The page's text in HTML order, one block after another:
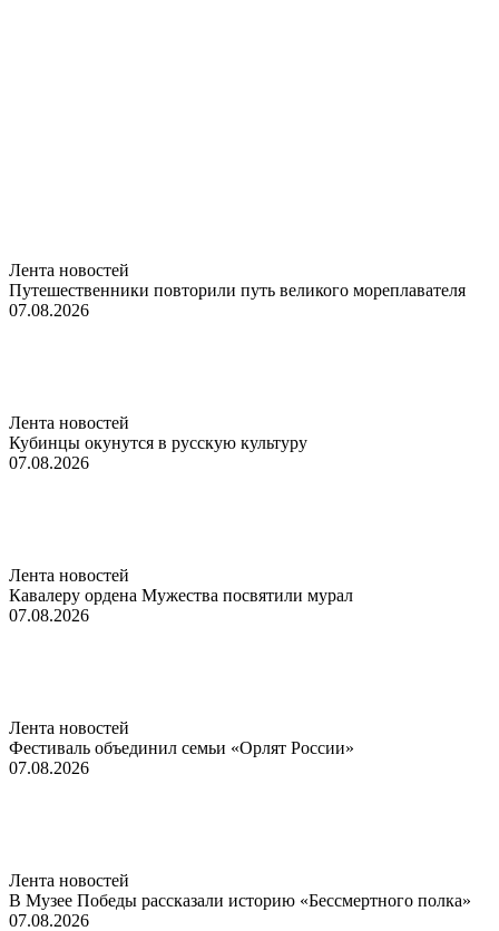
Лента новостей
Путешественники повторили путь великого мореплавателя
07.08.2026
Лента новостей
Кубинцы окунутся в русскую культуру
07.08.2026
Лента новостей
Кавалеру ордена Мужества посвятили мурал
07.08.2026
Лента новостей
Фестиваль объединил семьи «Орлят России»
07.08.2026
Лента новостей
В Музее Победы рассказали историю «Бессмертного полка»
07.08.2026